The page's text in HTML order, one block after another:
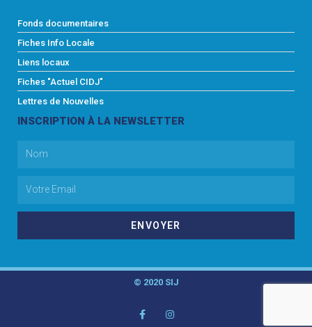
Fonds documentaires
Fiches Info Locale
Liens locaux
Fiches "Actuel CIDJ"
Lettres de Nouvelles
INSCRIPTION À LA NEWSLETTER
ENVOYER
© 2020 SIJ